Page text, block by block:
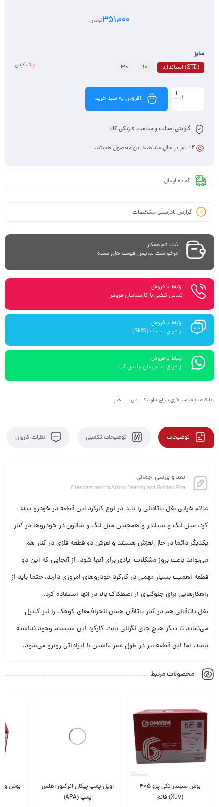
351,000تومان
سایز
(STD) استاندارد
10
30 پاک کردن
افزودن به سبد خرید
گارانتی اصالت و سلامت فیزیکی کالا
4+ نفر در حال مشاهده این محصول هستند
آماده ارسال
گزارش نادرستی مشخصات
ثبت نام همکار
درخواست نمایش قیمت های عمده
ارتباط با فروش
تماس تلفنی با کارشناسان فروش
ارتباط با فروش
از طریق پیامک (SMS)
ارتباط با فروش
از طریق پیام رسان واتس آپ
آیا قیمت مناسب‌تری سراغ دارید؟ بلی خیر
توضیحات توضیحات تکمیلی نظرات کاربران
نقد و بررسی اجمالی
Crescent next to Arrow Bearing and Golden Roa
علائم خرابی بغل یاتاقانی را باید در نوع کارکرد این قطعه در خودرو پیدا
کرد. میل لنگ و سیلندر و همچنین میل لنگ و شاتون در خودروها در کنار
یکدیگر دائما در حال لغزش هستند و لغزش دو قطعه فلزی در کنار هم
می‌تواند باعث بروز مشکلات زیادی برای آنها شود. از آنجایی که این دو
قطعه اهمیت بسیار مهمی در کارکرد خودروهای امروزی دارند، حتما باید از
راهکارهایی برای جلوگیری از اصطکاک بالا در آنها استفاده کرد.
بغل یاتاقانی هم در کنار یاتاقان همان انحراف‌های کوچک را نیز کنترل
می‌نماید تا دیگر هیچ جای نگرانی بابت کارکرد این سیستم وجود نداشته
باشد. اما این قطعه نیز در طول عمر ماشین با ایراداتی روبرو می‌شود.
محصولات مرتبط
بوش سیلندر تکی پژو 405
(XU7) قائم
اویل پمپ پیکان انژکتور اطلس
پمپ (APA)